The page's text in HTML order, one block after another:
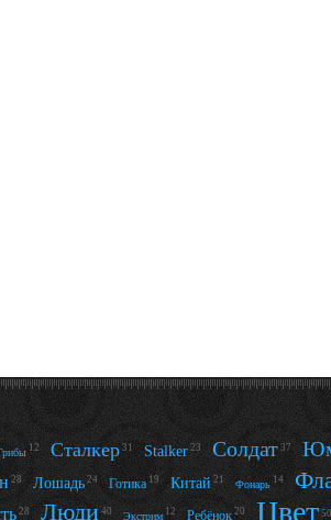
12 Сталкер 31 Stalker 23 Солдат 37
28 Лошадь 24 Готика 19 Китай 21 Фонарь 14
28 Люди 40 Экстрим 12 Ребёнок 20 Цвет 50